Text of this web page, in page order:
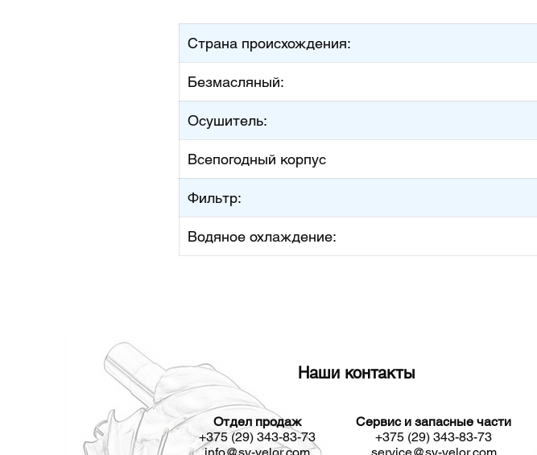
Страна происхождения:
Безмасляный:
Осушитель:
Всепогодный корпус
Фильтр:
Водяное охлаждение:
Наши контакты
Отдел продаж
+375 (29) 343-83-73
Сервис и запасные части​
+375 (29) 343-83-73